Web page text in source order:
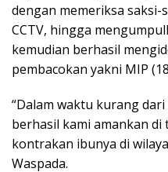
dengan memeriksa saksi-
CCTV, hingga
kemudian berhasil
pembacokan yakni MIP
“Dalam waktu kurang
berhasil kami amankan
kontrakan ibunya di
Waspada.